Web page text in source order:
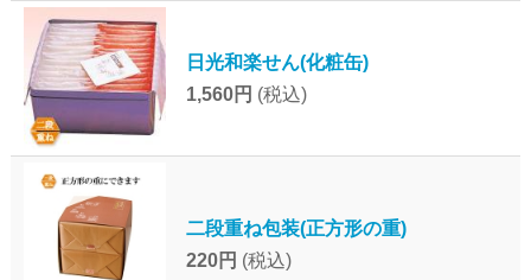
日光和楽せん(化粧缶)
1,560円 (税込)
二段重ね包装(正方形の重)
220円 (税込)